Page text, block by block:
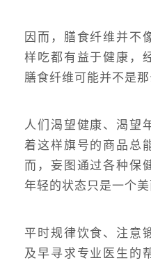
因而，膳食纤维并不
样吃都有益于健康，
膳食纤维可能并不是那
人们渴望健康、渴望
着这样旗号的商品总
而，妄图通过各种保
年轻的状态只是一个美
平时规律饮食、注意
及早寻求专业医生的